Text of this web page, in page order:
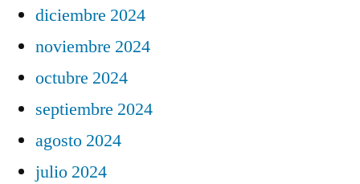
diciembre 2024
noviembre 2024
octubre 2024
septiembre 2024
agosto 2024
julio 2024